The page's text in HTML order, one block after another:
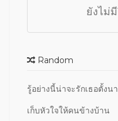
ยังไม่
Random
รู้อย่างนี้น่าจะรักเธอตั้งน
เก็บหัวใจให้คนข้างบ้าน